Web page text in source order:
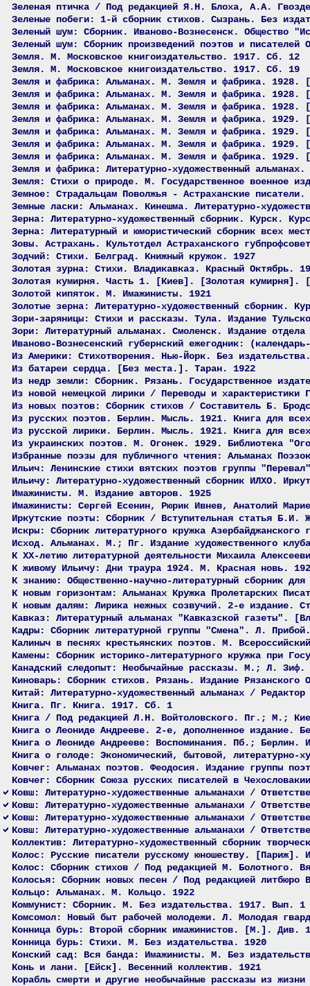
Зеленая птичка / Под редакцией Я.Н. Блоха, А.А.
Зеленые побеги: 1-й сборник стихов. Сызрань. Без
Зеленый шум: Сборник. Иваново-Вознесенск. Общество
Зеленый шум: Сборник произведений поэтов и писателей
Земля. М. Московское книгоиздательство. 1917. Сб. 12
Земля. М. Московское книгоиздательство. 1917. Сб. 19
Земля и фабрика: Альманах. М. Земля и фабрика.
Земля и фабрика: Альманах. М. Земля и фабрика.
Земля и фабрика: Альманах. М. Земля и фабрика.
Земля и фабрика: Альманах. М. Земля и фабрика.
Земля и фабрика: Альманах. М. Земля и фабрика.
Земля и фабрика: Альманах. М. Земля и фабрика.
Земля и фабрика: Альманах. М. Земля и фабрика.
Земля и фабрика: Литературно-художественный
Земля: Стихи о природе. М. Государственное военное
Земное: Страдальцам Поволжья - Астраханские
Земные ласки: Альманах. Кинешма. Литературно-
Зерна: Литературно-художественный сборник. Курск.
Зерна: Литературный и юмористический сборник всех
Зовы. Астрахань. Культотдел Астраханского
Зодчий: Стихи. Белград. Книжный кружок. 1927
Золотая зурна: Стихи. Владикавказ. Красный Октябрь.
Золотая кумирня. Часть 1. [Киев]. [Золотая кумирня].
Золотой кипяток. М. Имажинисты. 1921
Золотые зерна: Литературно-художественный сборник.
Зори-заряницы: Стихи и рассказы. Тула. Издание
Зори: Литературный альманах. Смоленск. Издание
Иваново-Вознесенский губернский ежегодник:
Из Америки: Стихотворения. Нью-Йорк. Без
Из батареи сердца. [Без места.]. Таран. 1922
Из недр земли: Сборник. Рязань. Государственное
Из новой немецкой лирики / Переводы и
Из новых поэтов: Сборник стихов / Составитель Б.
Из русских поэтов. Берлин. Мысль. 1921. Книга для
Из русской лирики. Берлин. Мысль. 1921. Книга для
Из украинских поэтов. М. Огонек. 1929. Библиотека
Избранные поэзы для публичного чтения: Альманах
Ильич: Ленинские стихи вятских поэтов группы
Ильичу: Литературно-художественный сборник ИЛХО.
Имажинисты. М. Издание авторов. 1925
Имажинисты: Сергей Есенин, Рюрик Ивнев, Анатолий
Иркутские поэты: Сборник / Вступительная статья Б.И.
Искры: Сборник литературного кружка
Исход. Альманах. М.; Пг. Издание художественного
К XX-летию литературной деятельности Михаила
К живому Ильичу: Дни траура 1924. М. Красная новь.
К знанию: Общественно-научно-литературный сборник
К новым горизонтам: Альманах Кружка Пролетарских
К новым далям: Лирика нежных созвучий. 2-е издание.
Кавказ: Литературный альманах "Кавказской газеты".
Кадры: Сборник литературной группы "Смена". Л.
Калиныч в песнях крестьянских поэтов. М.
Камены: Сборник историко-литературного кружка при
Канадский следопыт: Необычайные рассказы. М.; Л.
Киноварь: Сборник стихов. Рязань. Издание Рязанского
Китай: Литературно-художественный альманах /
Книга. Пг. Книга. 1917. Сб. 1
Книга / Под редакцией Л.Н. Войтоловского. Пг.; М.;
Книга о Леониде Андрееве. 2-е, дополненное издание.
Книга о Леониде Андрееве: Воспоминания. Пб.; Берлин.
Книга о голоде: Экономический, бытовой, литературно-
Ковчег: Альманах поэтов. Феодосия. Издание группы
Ковчег: Сборник Союза русских писателей в
Ковш: Литературно-художественные альманахи /
Ковш: Литературно-художественные альманахи /
Ковш: Литературно-художественные альманахи /
Ковш: Литературно-художественные альманахи /
Коллектив: Литературно-художественный сборник
Колос: Русские писатели русскому юношеству. [Париж].
Колос: Сборник стихов / Под редакцией М. Болотного.
Колосья: Сборник новых песен / Под редакцией
Кольцо: Альманах. М. Кольцо. 1922
Коммунист: Сборник. М. Без издательства. 1917. Вып. 1
Комсомол: Новый быт рабочей молодежи. Л. Молодая
Конница бурь: Второй сборник имажинистов. [М.]. Див.
Конница бурь: Стихи. М. Без издательства. 1920
Конский сад: Вся банда: Имажинисты. М. Без
Конь и лани. [Ейск]. Весенний коллектив. 1921
Корабль смерти и другие необычайные рассказы из